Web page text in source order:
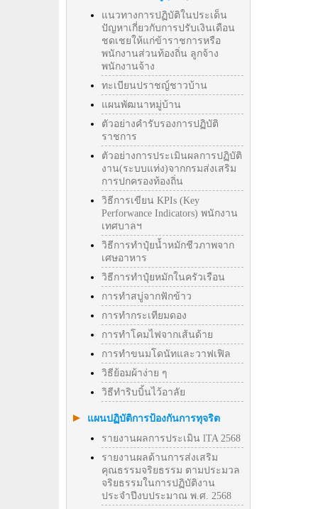
แนวทางการปฏิบัติในประเด็น
ปัญหาเกี่ยวกับการปรับเงินเดือน
ชดเชยให้แก่ข้าราชการหรือ
พนักงานส่วนท้องถิ่น ลูกจ้าง
พนักงานจ้าง
ทะเบียนปราชญ์ชาวบ้าน
แผนพัฒนาหมู่บ้าน
ตัวอย่างคำรับรองการปฏิบัติ
ราชการ
ตัวอย่างการประเมินผลการปฏิบัติ
งาน(ระบบแท่ง)จากกรมส่งเสริม
การปกครองท้องถิ่น
วิธีการเขียน KPIs (Key
Perforwance Indicators) พนักงาน
เทศบาลฯ
วิธีการทำปุ๋ยน้ำหมักชีวภาพจาก
เศษอาหาร
วิธีการทำปุ๋ยหมักในครัวเรือน
การทำสบู่จากฟักข้าว
การทำกระเทียมดอง
การทำโคมไฟจากเส้นด้าย
การทำขนมโดนัทและวาฟเฟิล
วิธีย้อมผ้าง่าย ๆ
วิธีทําริบบิ้นไว้อาลัย
แผนปฏิบัติการป้องกันการทุจริต
รายงานผลการประเมิน lTA 2568
รายงานผลด้านการส่งเสริม
คุณธรรมจริยธรรม ตามประมวล
จริยธรรมในการปฏิบัติงาน
ประจำปีงบประมาณ พ.ศ. 2568